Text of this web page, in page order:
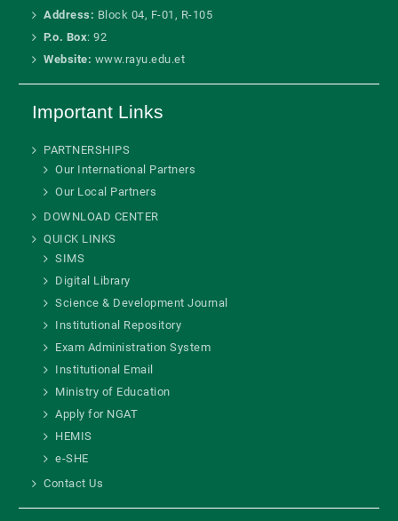
Address: Block 04, F-01, R-105
P.o. Box: 92
Website: www.rayu.edu.et
Important Links
PARTNERSHIPS
Our International Partners
Our Local Partners
DOWNLOAD CENTER
QUICK LINKS
SIMS
Digital Library
Science & Development Journal
Institutional Repository
Exam Administration System
Institutional Email
Ministry of Education
Apply for NGAT
HEMIS
e-SHE
Contact Us